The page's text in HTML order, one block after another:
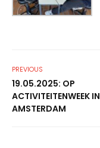
PREVIOUS
19.05.2025: OP
ACTIVITEITENWEEK IN
AMSTERDAM